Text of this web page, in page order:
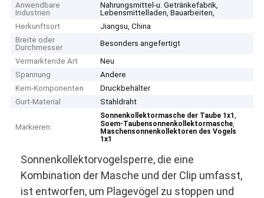
Anwendbare
Industrien
Nahrungsmittel-u. Getränkefabrik,
Lebensmittelladen, Bauarbeiten,
Herkunftsort
Jiangsu, China
Breite oder
Durchmesser
Besonders angefertigt
Vermarktende Art
Neu
Spannung
Andere
Kern-Komponenten
Druckbehälter
Gurt-Material
Stahldraht
Markieren:
Sonnenkollektormasche der Taube 1x1,
Soem-Taubensonnenkollektormasche,
Maschensonnenkollektoren des Vogels
1x1
Sonnenkollektorvogelsperre, die eine
Kombination der Masche und der Clip umfasst,
ist entworfen, um Plagevögel zu stoppen und